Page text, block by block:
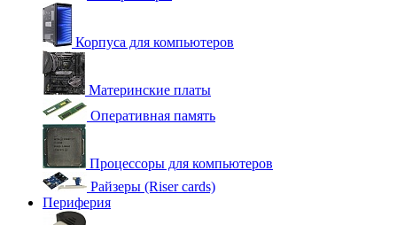
Корпуса для компьютеров
Материнские платы
Оперативная память
Процессоры для компьютеров
Райзеры (Riser cards)
Периферия